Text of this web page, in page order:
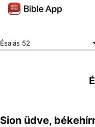
Ésaiás 52
Sion üdve,